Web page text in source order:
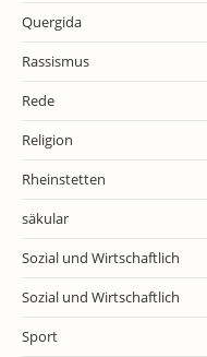
Quergida
Rassismus
Rede
Religion
Rheinstetten
säkular
Sozial und Wirtschaftlich
Sozial und Wirtschaftlich
Sport